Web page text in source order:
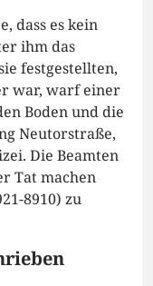
dass es kein
ihm das
festgestellten,
war, warf einer
Boden und die
Neutorstraße,
Die Beamten
Tat machen
8910) zu